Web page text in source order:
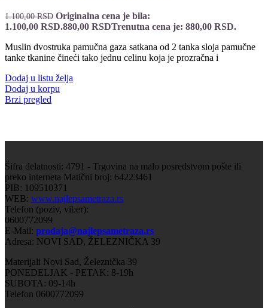
1.100,00RSD Originalna cena je bila:
1.100,00 RSD.880,00 RSDTrenutna cena je: 880,00 RSD.
Muslin dvostruka pamučna gaza satkana od 2 tanka sloja pamučne
tanke tkanine čineći tako jednu celinu koja je prozračna i
Dodaj u listu želja
Dodaj u korpu
Brzi pregled
Šifra delatnosti: 4791 - Trgovina na malo posredstvom pošte ili
preko interneta Matični broj: 64223461
PIB: 109510371
WEB: www.najlepsametraza.rs
Telefon (poziv, viber):
0600772099
E-Mail: prodaja@najlepsametraza.rs
Adresa: NOVI SAD, ŽELEZNIČKA 39
Materijali Novi Sad, Železnička 39
PONEDELJAK - PETAK: 8-19h
SUBOTA: 09-14h
Telefon 0600772099